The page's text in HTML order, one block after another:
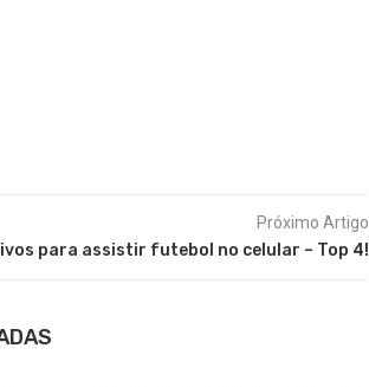
Próximo Artigo
para assistir futebol no celular – Top 4!